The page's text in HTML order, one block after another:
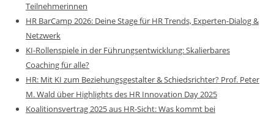
Teilnehmerinnen
HR BarCamp 2026: Deine Stage für HR Trends, Experten-Dialog &
Netzwerk
KI-Rollenspiele in der Führungsentwicklung: Skalierbares
Coaching für alle?
HR: Mit KI zum Beziehungsgestalter & Schiedsrichter? Prof. Peter
M. Wald über Highlights des HR Innovation Day 2025
Koalitionsvertrag 2025 aus HR-Sicht: Was kommt bei